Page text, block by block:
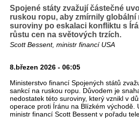
Spojené státy zvažují částečné
ruskou ropu, aby zmírnily globální
suroviny po eskalaci konfliktu s
růstu cen na světových trzích.
Scott Bessent, ministr financí USA
8.březen 2026 - 06:05
Ministerstvo financí Spojených států
sankcí na ruskou ropu. Důvodem je
nedostatek této suroviny, který vznikl v
operace proti Íránu na Blízkém východě.
ministr financí Scott Bessent v pořadu